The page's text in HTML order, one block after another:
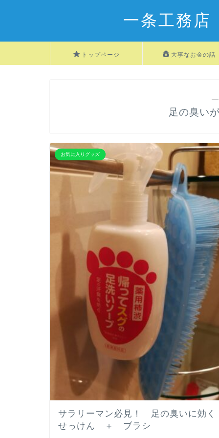
一条工務
トップページ 大事なお金の話
足の臭い
お気に入りグッズ
サラリーマン必見！ 足の臭いに効く
せっけん ＋ ブラシ